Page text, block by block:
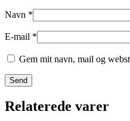
Navn *
E-mail *
Gem mit navn, mail og
Relaterede varer